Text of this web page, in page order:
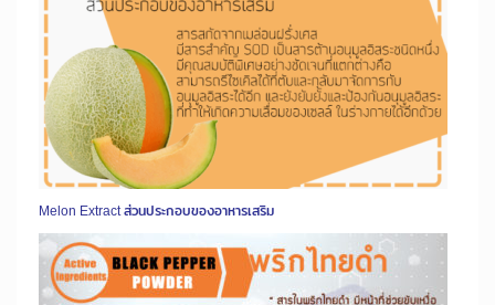
Melon Extract ส่วนประกอบของอาหารเสริม